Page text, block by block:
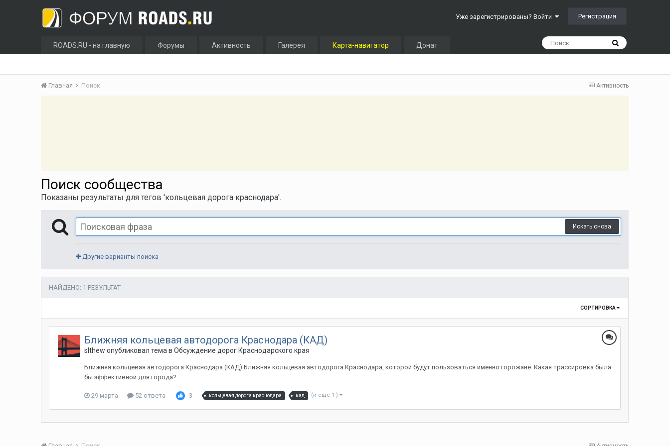
Уже зарегистрированы? Войти Регистрация
ROADS.RU - на главную Форумы Активность Галерея Карта-навигатор Донат
Активность
Главная Поиск
Поиск сообщества
Показаны результаты для тегов 'кольцевая дорога краснодара'.
Искать снова
Другие варианты поиска
НАЙДЕНО: 1 РЕЗУЛЬТАТ
СОРТИРОВКА
Ближняя кольцевая автодорога Краснодара (КАД)
slthew опубликовал тема вОбсуждение дорог Краснодарского края
Ближняя кольцевая автодорога Краснодара (КАД) Ближняя кольцевая автодорога Краснодара, которой будут пользоваться именно горожане. Какая трассировка была
бы эффективной для города?
29 марта 52 ответа 3 кольцевая дорога краснодара кад (и ещё 1 )